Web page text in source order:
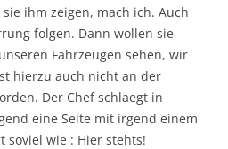
ihm zeigen, mach ich. Auch
folgen. Dann wollen sie
Fahrzeugen sehen, wir
hierzu auch nicht an der
Der Chef schlaegt in
eine Seite mit irgend einem
soviel wie : Hier stehts!